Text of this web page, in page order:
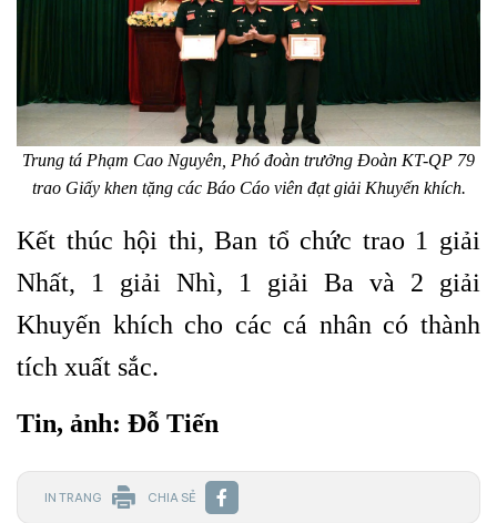
Trung tá Phạm Cao Nguyên, Phó đoàn trưởng Đoàn KT-QP 79
trao Giấy khen tặng các Báo Cáo viên đạt giải Khuyến khích.
Kết thúc hội thi, Ban tổ chức trao 1 giải
Nhất, 1 giải Nhì, 1 giải Ba và 2 giải
Khuyến khích cho các cá nhân có thành
tích xuất sắc.
Tin, ảnh: Đỗ Tiến
IN TRANG CHIA SẺ